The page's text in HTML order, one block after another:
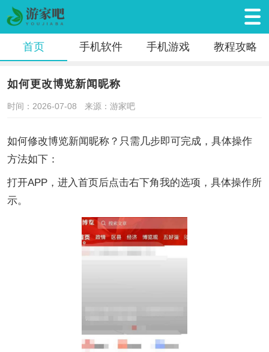
首页 手机软件 手机游戏 教程攻略
如何更改博览新闻昵称
时间：2026-07-08 来源：游家吧
如何修改博览新闻昵称？只需几步即可完成，具体操作
方法如下：
打开APP，进入首页后点击右下角我的选项，具体操作所
示。